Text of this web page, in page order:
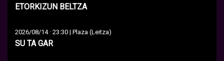
ETORKIZUN BELTZA
2026/08/14· 23:30 | Plaza (Leitza)
SU TA GAR